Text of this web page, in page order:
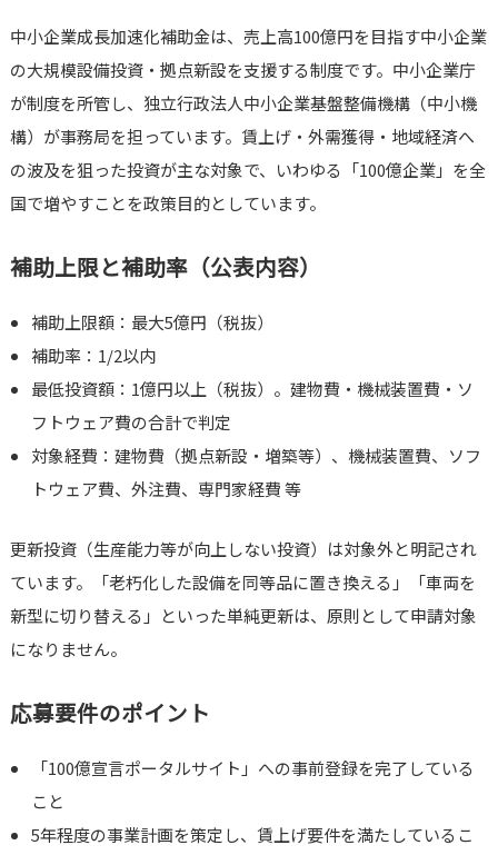
中小企業成長加速化補助金は、売上高100億円を目指す中小企業
の大規模設備投資・拠点新設を支援する制度です。中小企業庁
が制度を所管し、独立行政法人中小企業基盤整備機構（中小機
構）が事務局を担っています。賃上げ・外需獲得・地域経済へ
の波及を狙った投資が主な対象で、いわゆる「100億企業」を全
国で増やすことを政策目的としています。
補助上限と補助率（公表内容）
補助上限額：最大5億円（税抜）
補助率：1/2以内
最低投資額：1億円以上（税抜）。建物費・機械装置費・ソ
フトウェア費の合計で判定
対象経費：建物費（拠点新設・増築等）、機械装置費、ソフ
トウェア費、外注費、専門家経費 等
更新投資（生産能力等が向上しない投資）は対象外と明記され
ています。「老朽化した設備を同等品に置き換える」「車両を
新型に切り替える」といった単純更新は、原則として申請対象
になりません。
応募要件のポイント
「100億宣言ポータルサイト」への事前登録を完了している
こと
5年程度の事業計画を策定し、賃上げ要件を満たしているこ